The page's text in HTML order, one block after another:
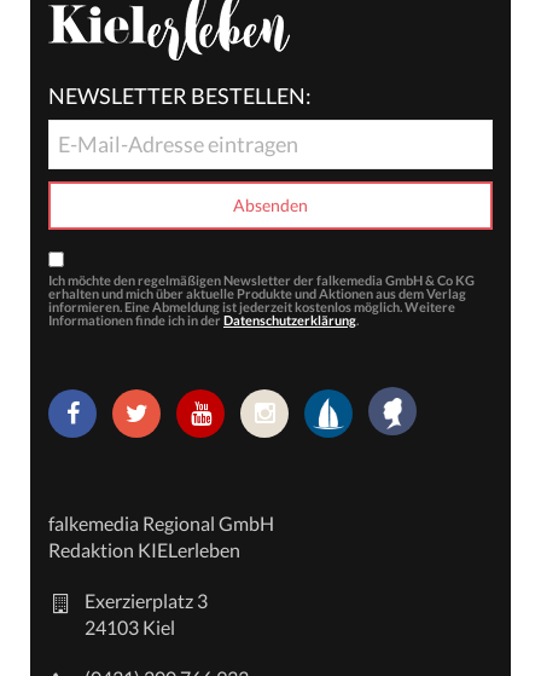
NEWSLETTER BESTELLEN:
Ich möchte den regelmäßigen Newsletter der falkemedia GmbH & Co KG
erhalten und mich über aktuelle Produkte und Aktionen aus dem Verlag
informieren. Eine Abmeldung ist jederzeit kostenlos möglich. Weitere
Informationen finde ich in der Datenschutzerklärung.
falkemedia Regional GmbH
Redaktion KIELerleben
Exerzierplatz 3
24103 Kiel